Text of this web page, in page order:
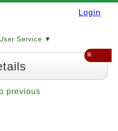
Login
User Service ▼
≡
previous